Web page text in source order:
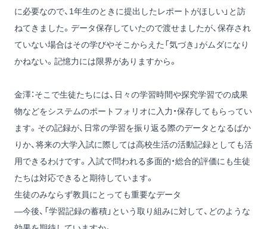
に必要なので、1年生のときに提出したレポートがほしい」と訪
ねてきました。データ保存していたので渡せましたが、保存され
ていない場合はその学びやそこからえた「気づき」がムダになり
かねない。記憶力には限界がありますから。
金澤：そこで生徒たちには、日々の学習時間や探究学習での成果
物などをシステムのポートフォリオに入力・保存してもらってい
ます。その記録が、日常の学習を振り返る際のデータとなるばか
りか、将来の大学入試に際しては高校生活の活動記録としても活
用できるわけです。入試で問われる多面的・総合的評価にも生徒
たちは対応できると期待しています。
生徒のみならず教員にとっても重要なデータ
―今後、「学習記録の蓄積」という取り組みに対して、どのような